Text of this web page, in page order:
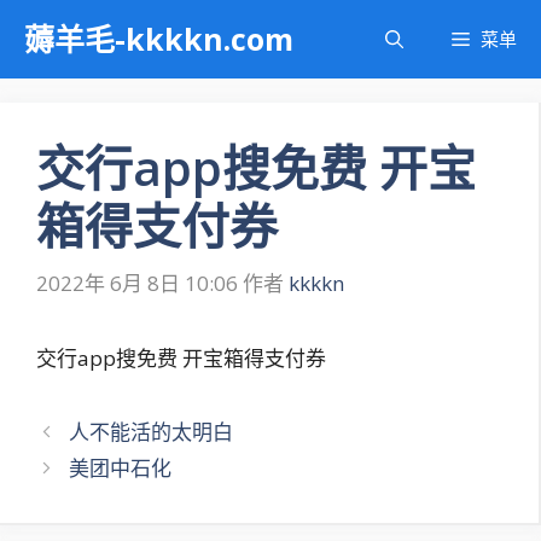
内
薅羊毛-kkkkn.com 菜单
交行app搜免费 开宝
箱得支付券
2022年 6月 8日 10:06 作者 kkkkn
交行app搜免费 开宝箱得支付券
文
章
人不能活的太明白
美团中石化